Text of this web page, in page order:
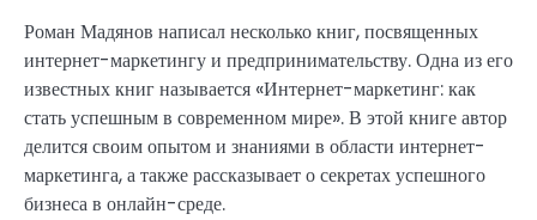
Роман Мадянов написал несколько книг, посвященных
интернет-маркетингу и предпринимательству. Одна из его
известных книг называется «Интернет-маркетинг: как
стать успешным в современном мире». В этой книге автор
делится своим опытом и знаниями в области интернет-
маркетинга, а также рассказывает о секретах успешного
бизнеса в онлайн-среде.